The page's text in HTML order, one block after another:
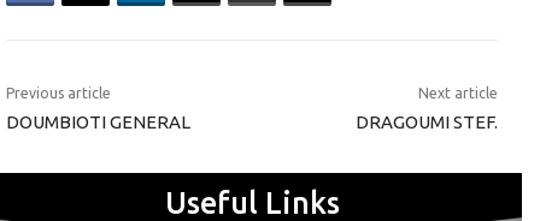
Previous article
DOUMBIOTI GENERAL
Next article
DRAGOUMI STEF.
Useful Links